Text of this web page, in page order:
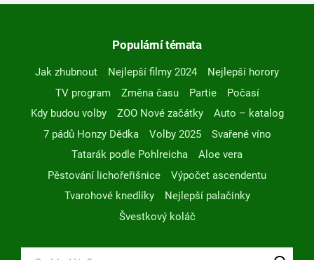
Populární témata
Jak zhubnout Nejlepší filmy 2024
Nejlepší horory
TV program
Změna času Partie
Počasí
Kdy budou volby
ZOO Nové začátky
Auto – katalog
7 pádů Honzy Dědka
Volby 2025
Svařené víno
Tatarák podle Pohlreicha
Aloe vera
Pěstování lichořeřišnice
Výpočet ascendentu
Tvarohové knedlíky
Nejlepší palačinky
Švestkový koláč